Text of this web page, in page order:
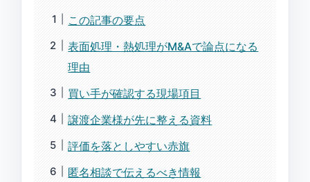
この記事の要点
表面処理・熱処理がM&Aで論点になる
理由
買い手が確認する現場項目
譲渡企業様が先に整える資料
評価を落としやすい赤旗
匿名相談で伝えるべき情報